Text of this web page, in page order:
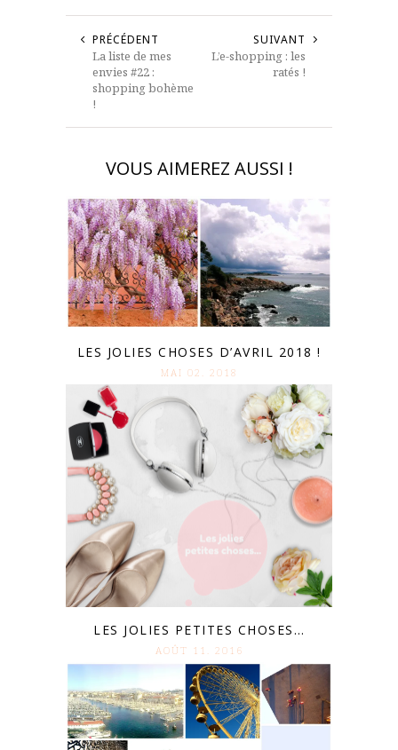
PRÉCÉDENT
La liste de mes
envies #22 :
shopping bohème
!
SUIVANT
L’e-shopping : les
ratés !
VOUS AIMEREZ AUSSI !
LES JOLIES CHOSES D’AVRIL 2018 !
MAI 02. 2018
LES JOLIES PETITES CHOSES…
AOÛT 11. 2016